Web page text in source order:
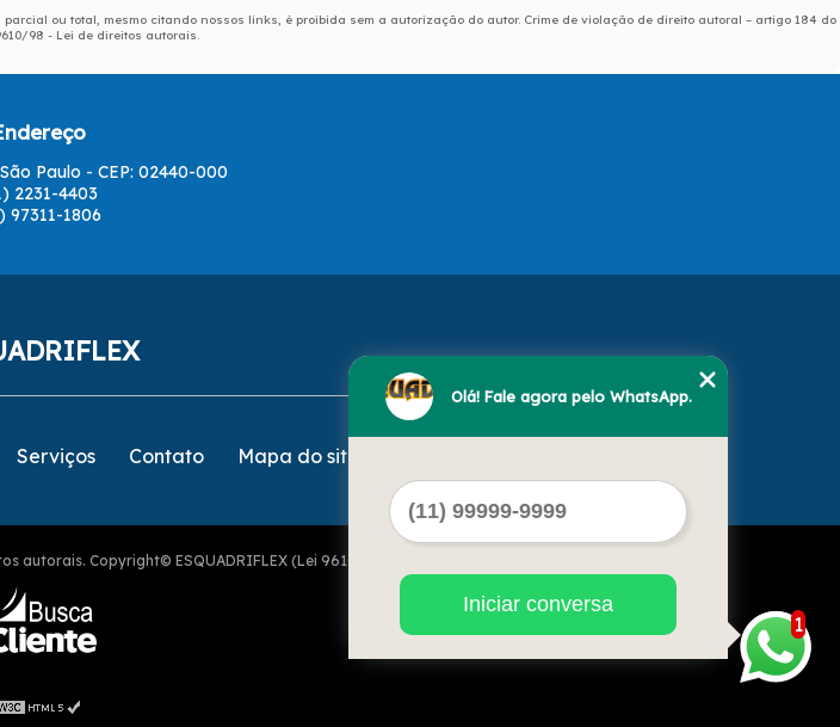
ou total, mesmo citando nossos links, é proibida sem a autorização do autor. Crime de violação de direito autoral – artigo 184 do
98 - Lei de direitos autorais.
Paulo - CEP: 02440-000
2231-4403
97311-1806
Serviços Contato Mapa do site
autorais. Copyright© ESQUADRIFLEX (Lei 9610 de 19/02/1998)
1
Olá! Fale agora pelo WhatsApp.
Iniciar conversa